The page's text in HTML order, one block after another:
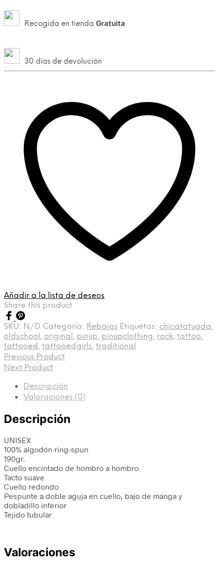
Recogida en tienda Gratuita
30 días de devolución
Añadir a la lista de deseos
Share this product
SKU: N/D Categoría: Rebajas Etiquetas: chicatatuada,
oldschool, original, pinup, pinupclothing, rock, tattoo,
tattooed, tattooedgirls, traditional
Previous Product
Next Product
Descripción
Valoraciones (0)
Descripción
UNISEX
100% algodón ring-spun
190gr.
Cuello encintado de hombro a hombro
Tacto suave
Cuello redondo
Pespunte a doble aguja en cuello, bajo de manga y
dobladillo inferior
Tejido tubular
Valoraciones